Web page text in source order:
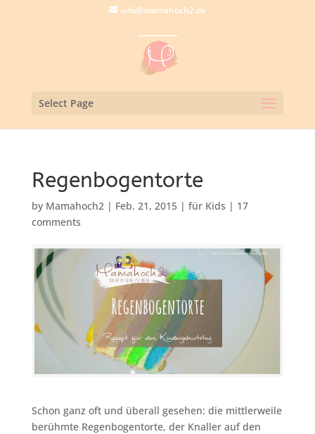
info@mamahoch2.de
Select Page
Regenbogentorte
by Mamahoch2| Feb. 21, 2015| für Kids | 17
comments
Schon ganz oft und überall gesehen: die mittlerweile
berühmte Regenbogentorte, der Knaller auf den